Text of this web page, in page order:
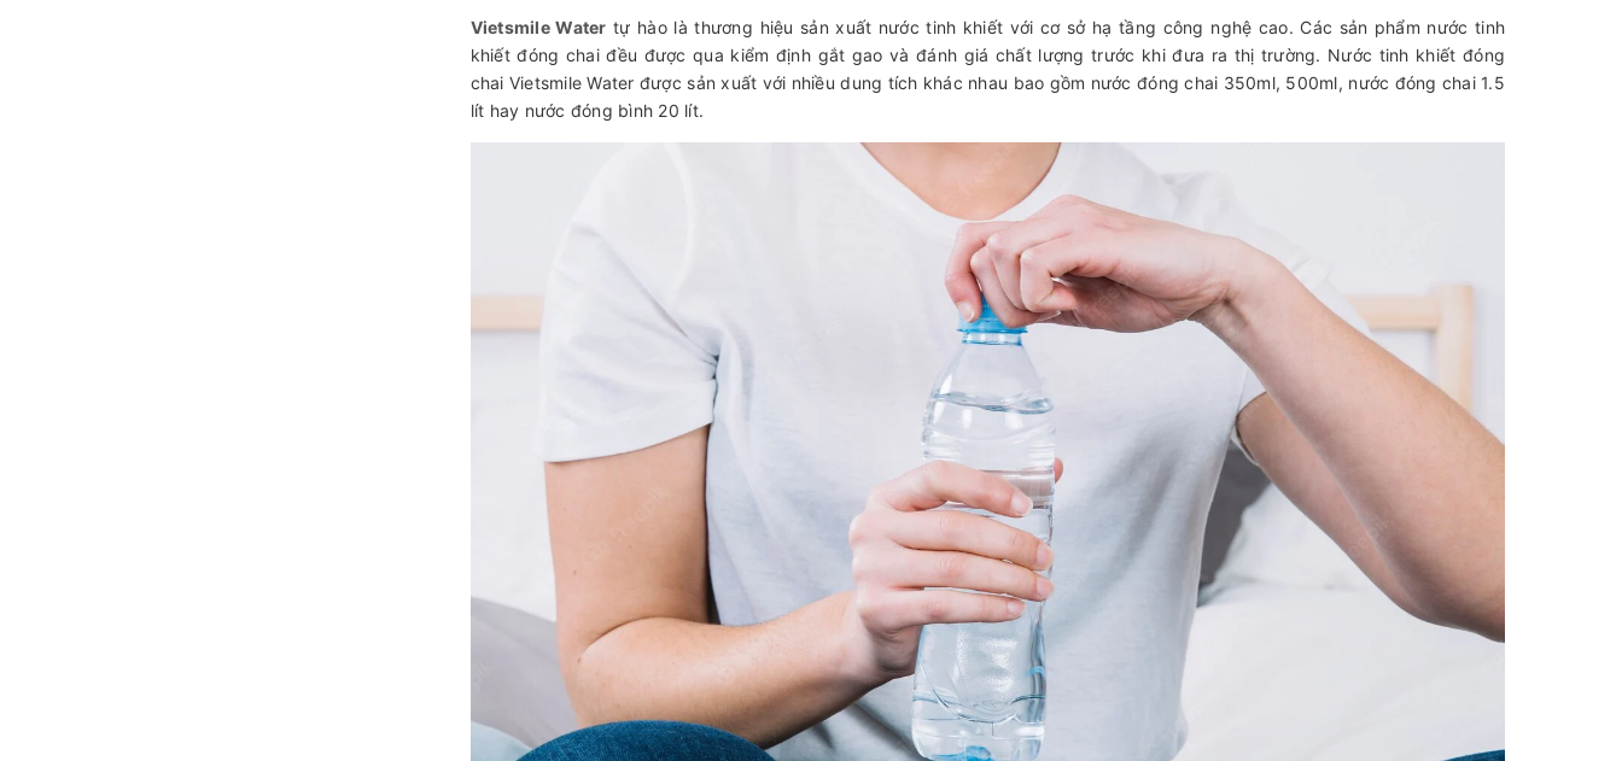
Vietsmile Water tự hào là thương hiệu sản xuất nước tinh khiết với cơ sở hạ tầng công nghệ cao. Các sản phẩm nước tinh
khiết đóng chai đều được qua kiểm định gắt gao và đánh giá chất lượng trước khi đưa ra thị trường. Nước tinh khiết đóng
chai Vietsmile Water được sản xuất với nhiều dung tích khác nhau bao gồm nước đóng chai 350ml, 500ml, nước đóng chai 1.5
lít hay nước đóng bình 20 lít.